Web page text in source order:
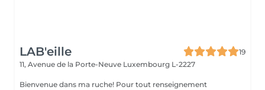
LAB'eille
19
11, Avenue de la Porte-Neuve Luxembourg L-2227
Bienvenue dans ma ruche! Pour tout renseignement